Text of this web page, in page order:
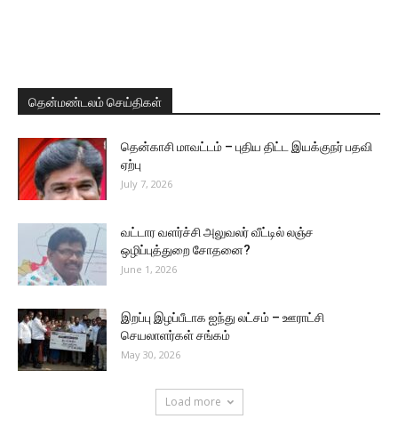
தென்மண்டலம் செய்திகள்
தென்காசி மாவட்டம் – புதிய திட்ட இயக்குநர் பதவி
ஏற்பு
July 7, 2026
வட்டார வளர்ச்சி அலுவலர் வீட்டில் லஞ்ச
ஒழிப்புத்துறை சோதனை?
June 1, 2026
இறப்பு இழப்பீடாக ஐந்து லட்சம் – ஊராட்சி
செயலாளர்கள் சங்கம்
May 30, 2026
Load more